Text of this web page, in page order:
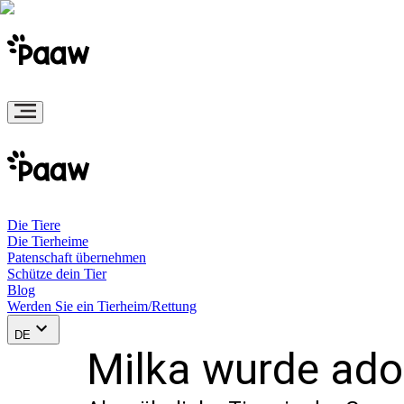
Die Tiere
Die Tierheime
Patenschaft übernehmen
Schütze dein Tier
Blog
Werden Sie ein Tierheim/Rettung
DE
Milka wurde